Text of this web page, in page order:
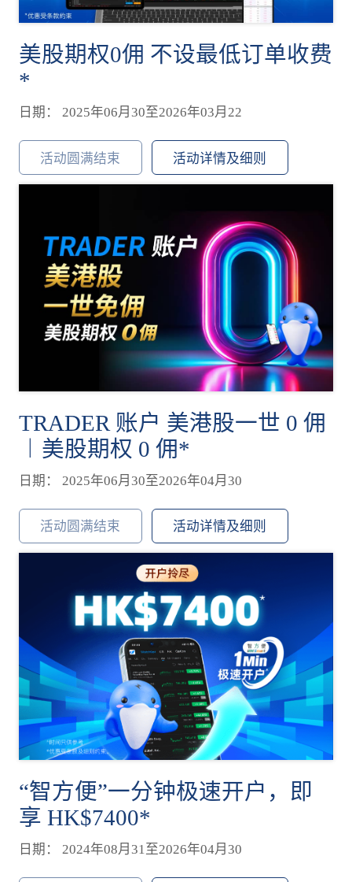
美股期权0佣 不设最低订单收费
*
日期： 2025年06月30至2026年03月22
活动圆满结束 活动详情及细则
TRADER 账户 美港股一世 0 佣
︱美股期权 0 佣*
日期： 2025年06月30至2026年04月30
活动圆满结束 活动详情及细则
“智方便”一分钟极速开户，即
享 HK$7400*
日期： 2024年08月31至2026年04月30